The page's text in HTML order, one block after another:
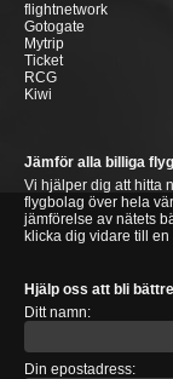
flightnetwork
Gotogate
Mytrip
Ticket
RCG
Kiwi
Jämför alla billiga
Vi hjälper dig att hitta
flygbolag över hela
jämförelse av nätets
klicka dig vidare till
Hjälp oss att bli bättre
Ditt namn:
Din epostadress: